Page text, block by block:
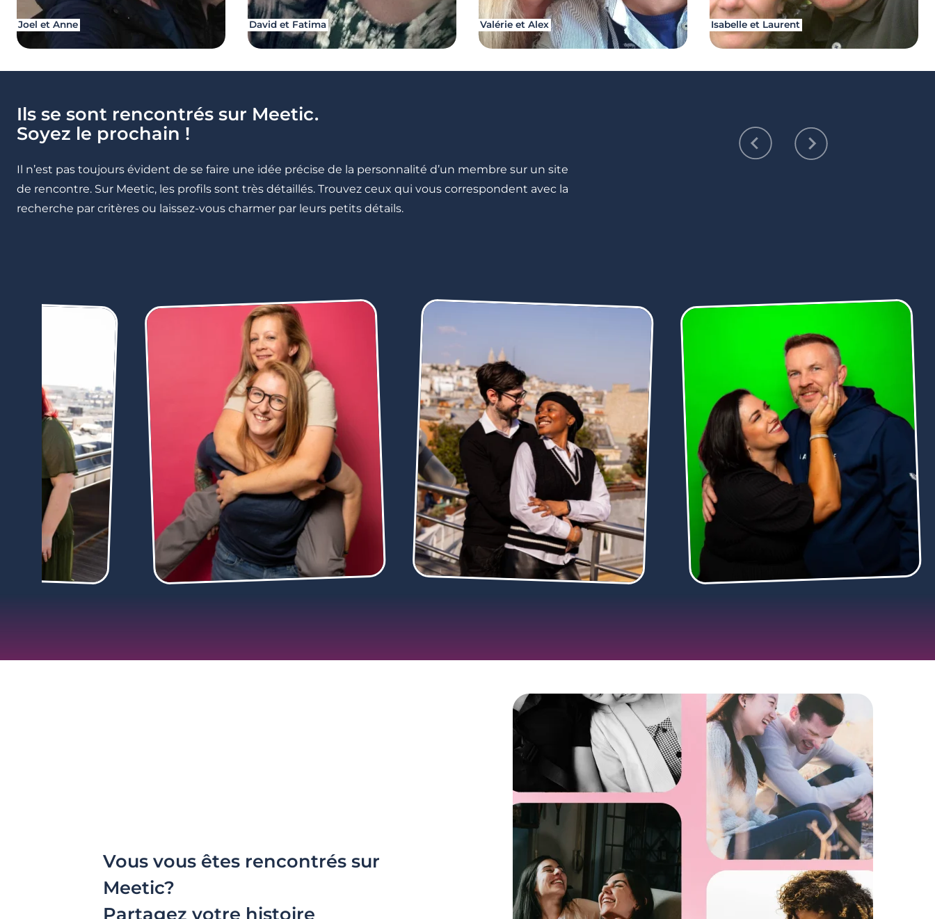
Joel et Anne David et Fatima Valérie et Alex Isabelle et Laurent
Ils se sont rencontrés sur Meetic.
Soyez le prochain !
Il n’est pas toujours évident de se faire une idée précise de la personnalité d’un membre sur un site
de rencontre. Sur Meetic, les profils sont très détaillés. Trouvez ceux qui vous correspondent avec la
recherche par critères ou laissez-vous charmer par leurs petits détails.
Vous vous êtes rencontrés sur
Meetic?
Partagez votre histoire